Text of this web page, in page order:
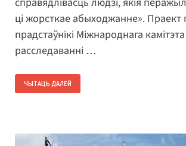
ці жорсткае абыходжанне». Праект
прадстаўнікі Міжнароднага
расследаванні …
ЧЫТАЦЬ ДАЛЕЙ